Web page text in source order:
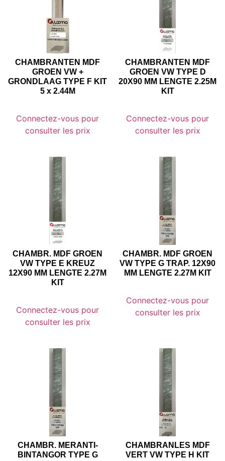
CHAMBRANTEN MDF
GROEN VW +
GRONDLAAG TYPE F KIT
5 x 2.44M
Connectez-vous pour
consulter les prix
CHAMBRANTEN MDF
GROEN VW TYPE D
20X90 MM LENGTE 2.25M
KIT
Connectez-vous pour
consulter les prix
CHAMBR. MDF GROEN
VW TYPE E KREUZ
12X90 MM LENGTE 2.27M
KIT
Connectez-vous pour
consulter les prix
CHAMBR. MDF GROEN
VW TYPE G TRAP. 12X90
MM LENGTE 2.27M KIT
Connectez-vous pour
consulter les prix
CHAMBR. MERANTI-
BINTANGOR TYPE G
CHAMBRANLES MDF
VERT VW TYPE H KIT